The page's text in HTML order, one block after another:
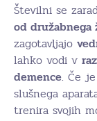
Številni se
od družabnega
zagotavljajo
lahko vodi v
demence. Če
slušnega
trenira svojih